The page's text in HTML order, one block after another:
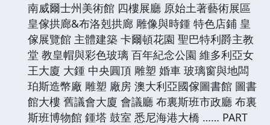
南威爾士州美術館 四樓展廳 原始土著藝術展區
皇傢拱廊&布洛剋拱廊 雕像與時鍾 特色店鋪 皇
傢展覽館 主體建築 卡爾頓花園 聖巴特利爵主教
堂 教皇帽與彩色玻璃 百年紀念公園 維多利亞女
王大廈 大鍾 中央圓頂 雕塑 婚車 玻璃窗與地闆
珀斯造幣廠 雕塑 廠房 澳大利亞國傢圖書館 圖書
館大樓 舊議會大廈 會議廳 布裏斯班市政廳 布裏
斯班博物館 鍾塔 鼓室 悉尼海港大橋 …… PART